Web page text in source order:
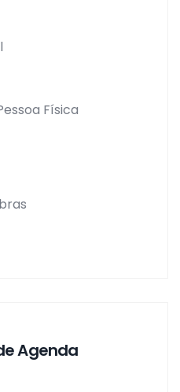
Física
Agenda